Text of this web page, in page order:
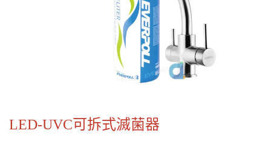
LED-UVC可拆式滅菌器